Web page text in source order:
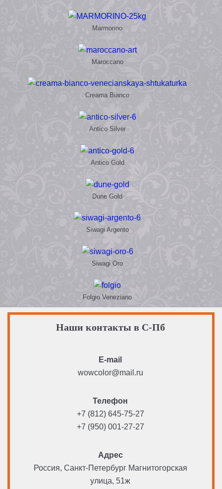
Marmorino
Maroccano
Creama Bianco
Antico Silver
Antico Gold
Dune Gold
Siwagi Argento
Siwagi Oro
Folgio Veneziano
Наши контакты в С-Пб
E-mail
wowcolor@mail.ru
Телефон
+7 (812) 645-75-27
+7 (950) 001-27-27
Адрес
Россия, Санкт-Петербург Магнитогорская
улица, 51ж